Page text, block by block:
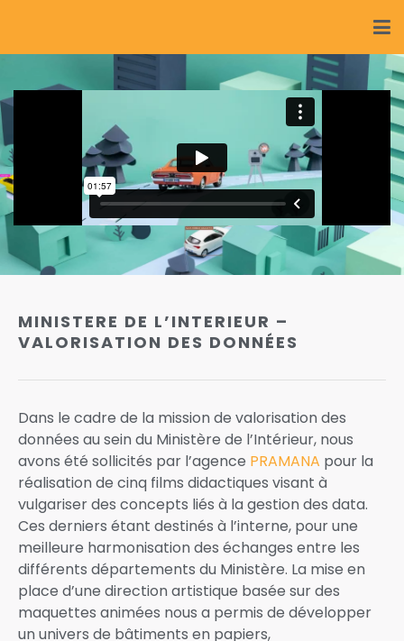
MINISTERE DE L’INTERIEUR –
VALORISATION DES DONNÉES
Dans le cadre de la mission de valorisation des
données au sein du Ministère de l’Intérieur, nous
avons été sollicités par l’agence PRAMANA pour la
réalisation de cinq films didactiques visant à
vulgariser des concepts liés à la gestion des data.
Ces derniers étant destinés à l’interne, pour une
meilleure harmonisation des échanges entre les
différents départements du Ministère. La mise en
place d’une direction artistique basée sur des
maquettes animées nous a permis de développer
un univers de bâtiments en papiers,